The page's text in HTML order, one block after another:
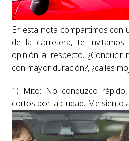
En esta nota compartimos con
de la carretera, te
opinión al respecto. ¿Conducir
con mayor duración?, ¿calles
1) Mito: No conduzco
cortos por la ciudad. Me siento